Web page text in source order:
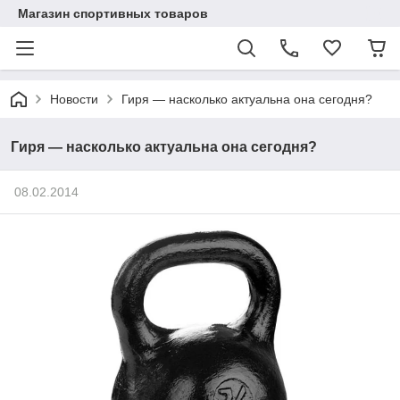
Магазин спортивных товаров
Новости Гиря — насколько актуальна она сегодня?
Гиря — насколько актуальна она сегодня?
08.02.2014